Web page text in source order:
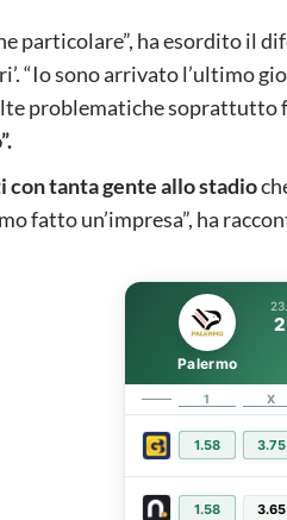
particolare”, ha esordito il
“Io sono arrivato l’ultimo
problematiche soprattutto
con tanta gente allo stadio
fatto un’impresa”, ha
Palermo
1 X
1.58 3.75
1.58 3.65